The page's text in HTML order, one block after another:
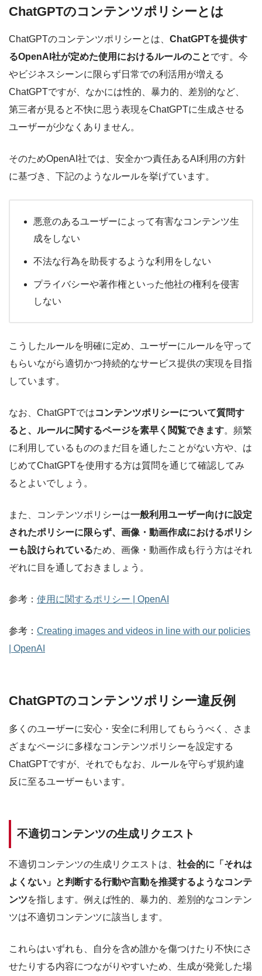
ChatGPTのコンテンツポリシーとは
ChatGPTのコンテンツポリシーとは、 ChatGPTを提供す
るOpenAI社が定めた使用におけるルールのことです。今
やビジネスシーンに限らず日常での利活用が増える
ChatGPTですが、なかには性的、暴力的、差別的など、
第三者が見ると不快に思う表現をChatGPTに生成させる
ユーザーが少なくありません。
そのためOpenAI社では、安全かつ責任あるAI利用の方針
に基づき、下記のようなルールを挙げています。
悪意のあるユーザーによって有害なコンテンツ生
成をしない
不法な行為を助長するような利用をしない
プライバシーや著作権といった他社の権利を侵害
しない
こうしたルールを明確に定め、ユーザーにルールを守って
もらいながら適切かつ持続的なサービス提供の実現を目指
しています。
なお、ChatGPTではコンテンツポリシーについて質問す
ると、ルールに関するページを素早く閲覧できます。頻繁
に利用しているもののまだ目を通したことがない方や、は
じめてChatGPTを使用する方は質問を通じて確認してみ
るとよいでしょう。
また、コンテンツポリシーは一般利用ユーザー向けに設定
されたポリシーに限らず、画像・動画作成におけるポリシ
ーも設けられているため、画像・動画作成も行う方はそれ
ぞれに目を通しておきましょう。
参考： 使用に関するポリシー | OpenAI
参考： Creating images and videos in line with our policies
| OpenAI
ChatGPTのコンテンツポリシー違反例
多くのユーザーに安心・安全に利用してもらうべく、さま
ざまなページに多様なコンテンツポリシーを設定する
ChatGPTですが、それでもなお、ルールを守らず規約違
反に至るユーザーもいます。
不適切コンテンツの生成リクエスト
不適切コンテンツの生成リクエストは、 社会的に「それは
よくない」と判断する行動や言動を推奨するようなコンテ
ンツを指します。例えば性的、暴力的、差別的なコンテン
ツは不適切コンテンツに該当します。
これらはいずれも、自分を含め誰かを傷つけたり不快にさ
せたりする内容につながりやすいため、生成が発覚した場